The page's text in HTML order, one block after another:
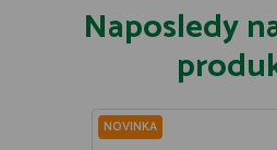
Naposledy
NOVINKA